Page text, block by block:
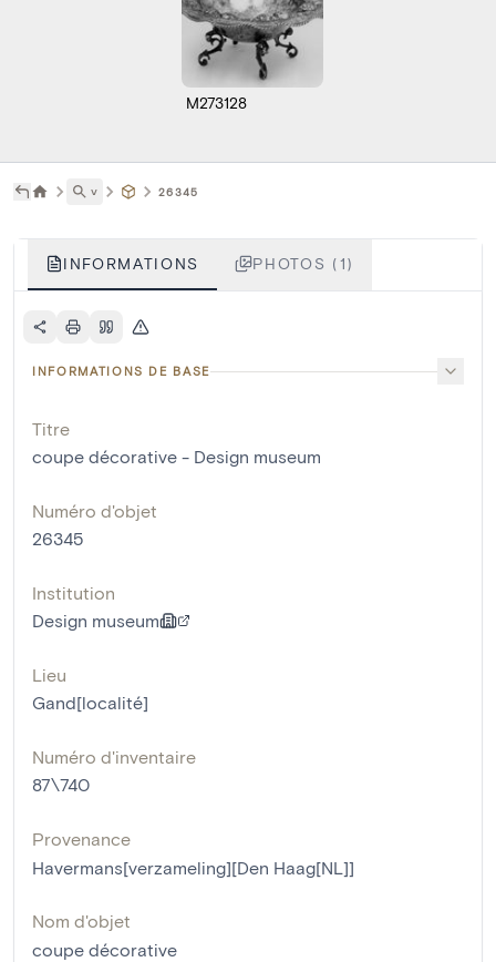
M273128
˅ 26345
INFORMATIONS PHOTOS (1)
INFORMATIONS DE BASE
Titre
coupe décorative - Design museum
Numéro d'objet
26345
Institution
Design museum
Lieu
Gand[localité]
Numéro d'inventaire
87\740
Provenance
Havermans[verzameling][Den Haag[NL]]
Nom d'objet
coupe décorative